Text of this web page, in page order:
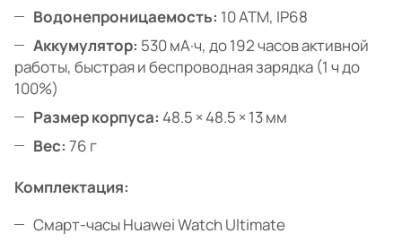
Водонепроницаемость: 10 ATM, IP68
Аккумулятор: 530 мА·ч, до 192 часов активной
работы, быстрая и беспроводная зарядка (1 ч до
100%)
Размер корпуса: 48.5 × 48.5 × 13 мм
Вес: 76 г
Комплектация:
Смарт-часы Huawei Watch Ultimate